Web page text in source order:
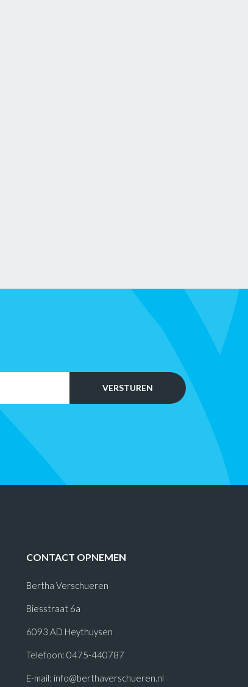
CONTACT OPNEMEN
Bertha Verschueren
Biesstraat 6a
6093 AD Heythuysen
Telefoon: 0475-440787
E-mail: info@berthaverschueren.nl